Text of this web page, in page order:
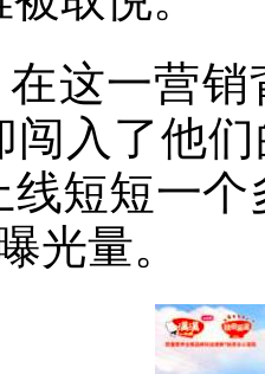
这一营
闯入了他
线短短一
光量。